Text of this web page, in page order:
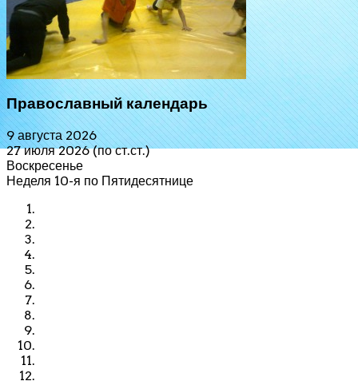
Православный календарь
9 августа 2026
27 июля 2026 (по ст.ст.)
Воскресенье
Неделя 10-я по Пятидесятнице